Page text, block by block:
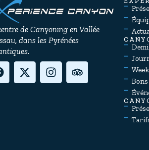
de Canyoning en Vallée
dans les Pyrénées